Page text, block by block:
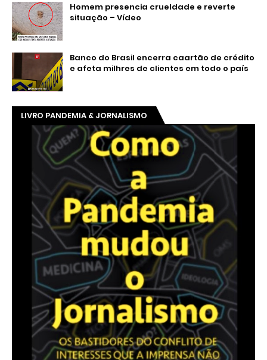
Homem presencia crueldade e reverte
situação – Vídeo
Banco do Brasil encerra caartão de crédito
e afeta milhres de clientes em todo o país
LIVRO PANDEMIA & JORNALISMO